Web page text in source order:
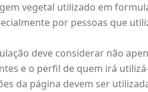
vegetal utilizado em
por pessoas que
deve considerar não
e o perfil de quem irá
da página devem ser